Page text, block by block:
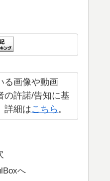
る画像や動画
の許諾/告知に基
詳細はこちら 。
へ